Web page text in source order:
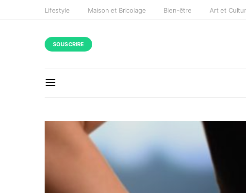
Lifestyle Maison et Bricolage Bien-être Art et
SOUSCRIRE